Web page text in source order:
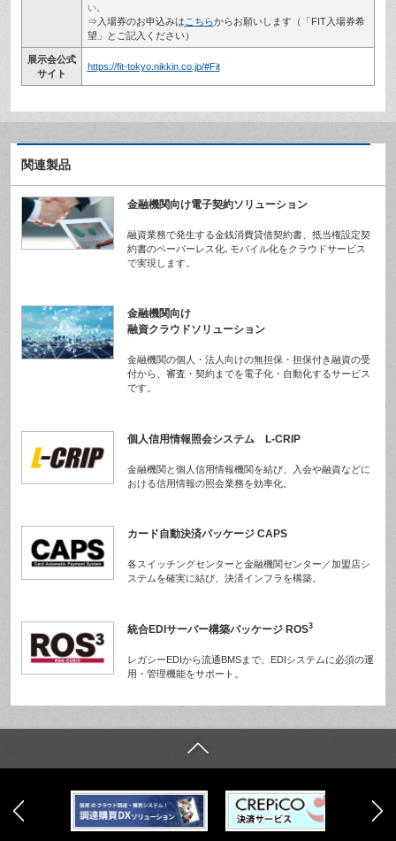
い。
⇒入場券のお申込みは こちらからお願いします（「FIT入場券希
望」とご記入ください）
展示会公式
サイト
https://fit-tokyo.nikkin.co.jp/#Fit
関連製品
金融機関向け電子契約ソリューション
融資業務で発生する金銭消費貸借契約書、抵当権設定契
約書のペーパーレス化､モバイル化をクラウドサービス
で実現します。
金融機関向け
融資クラウドソリューション
金融機関の個人・法人向けの無担保・担保付き融資の受
付から、審査・契約までを電子化・自動化するサービス
です。
個人信用情報照会システム L-CRIP
金融機関と個人信用情報機関を結び、入会や融資などに
おける信用情報の照会業務を効率化。
カード自動決済パッケージ CAPS
各スイッチングセンターと金融機関センター／加盟店シ
ステムを確実に結び、決済インフラを構築。
統合EDIサーバー構築パッケージ ROS3
レガシーEDIから流通BMSまで、EDIシステムに必須の運
用・管理機能をサポート。